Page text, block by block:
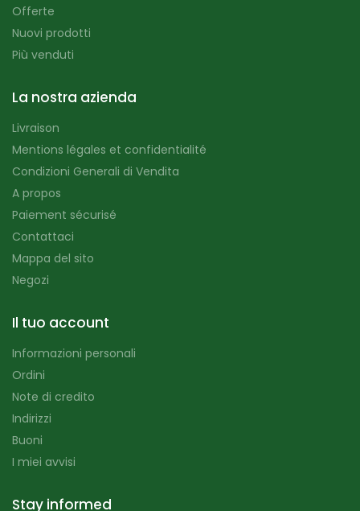
Offerte
Nuovi prodotti
Più venduti
La nostra azienda
Livraison
Mentions légales et confidentialité
Condizioni Generali di Vendita
A propos
Paiement sécurisé
Contattaci
Mappa del sito
Negozi
Il tuo account
Informazioni personali
Ordini
Note di credito
Indirizzi
Buoni
I miei avvisi
Stay informed